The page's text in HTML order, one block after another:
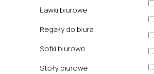
Ławki biurowe
Regały do biura
Sofki biurowe
Stoły biurowe